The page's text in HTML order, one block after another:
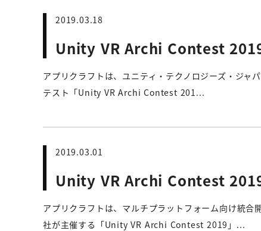
2019.03.18
Unity VR Archi Contest
アプリクラフトは、ユニティ・テクノロジーズ・ジ
テスト「Unity VR Archi Contest 201...
2019.03.01
Unity VR Archi Contest
アプリクラフトは、マルチプラットフォーム向け統
社が主催する「Unity VR Archi Contest 2019」...